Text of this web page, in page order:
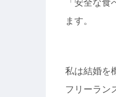
「安全な
ます。
私は結婚を
フリーラン